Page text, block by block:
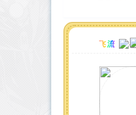
飞流